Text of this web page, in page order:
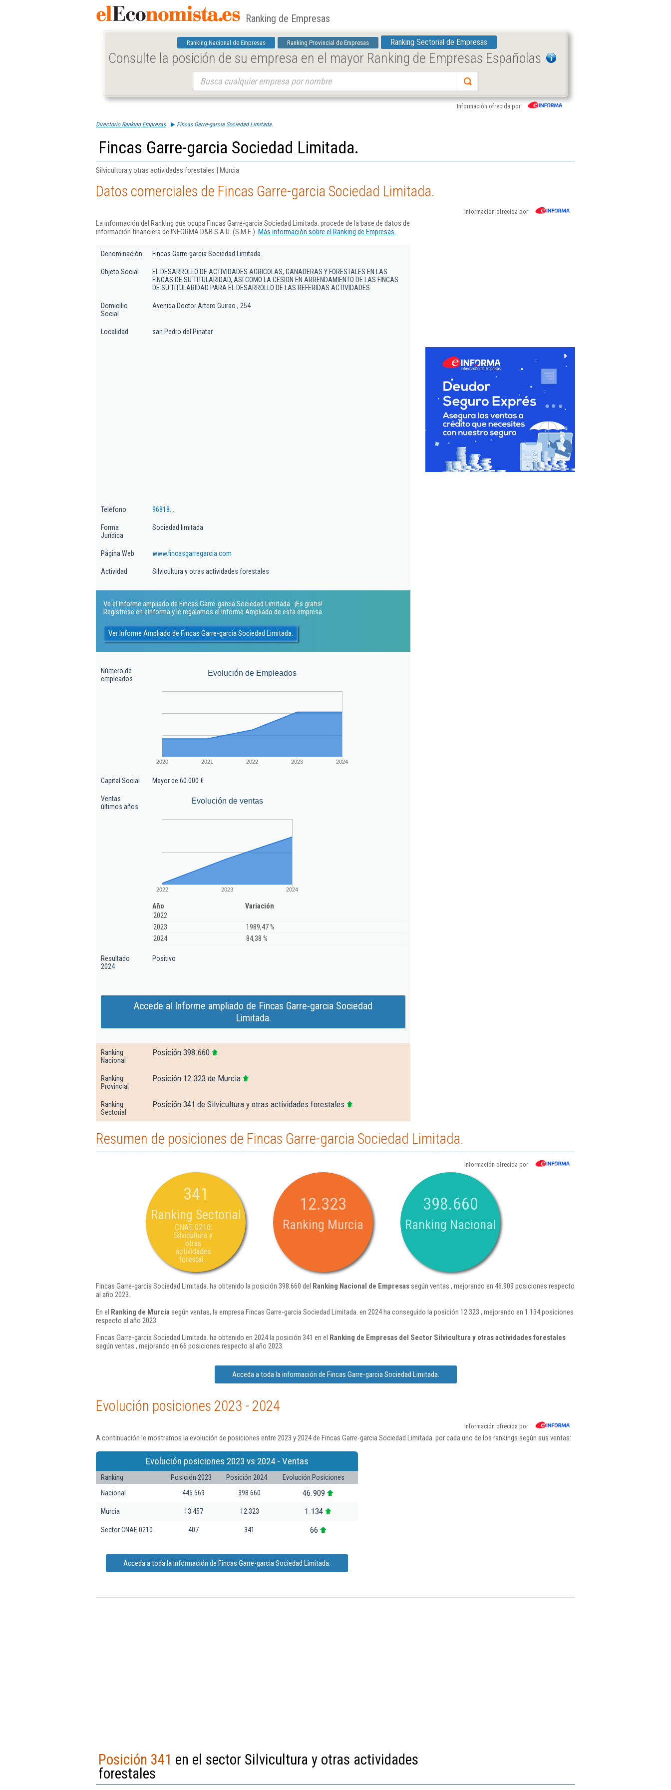
Ranking de Empresas
Ranking Nacional de Empresas Ranking Provincial de Empresas Ranking Sectorial de Empresas
Consulte la posición de su empresa en el mayor Ranking de Empresas Españolas
Información ofrecida por
Directorio Ranking Empresas Fincas Garre-garcia Sociedad Limitada.
Fincas Garre-garcia Sociedad Limitada.
Silvicultura y otras actividades forestales | Murcia
Datos comerciales de Fincas Garre-garcia Sociedad Limitada.
Información ofrecida por
La información del Ranking que ocupa Fincas Garre-garcia Sociedad Limitada. procede de la base de datos de
información financiera de INFORMA D&B S.A.U. (S.M.E.). Más información sobre el Ranking de Empresas.
Denominación Fincas Garre-garcia Sociedad Limitada.
Objeto Social
EL DESARROLLO DE ACTIVIDADES AGRICOLAS, GANADERAS Y FORESTALES EN LAS
FINCAS DE SU TITULARIDAD, ASI COMO LA CESION EN ARRENDAMIENTO DE LAS FINCAS
DE SU TITULARIDAD PARA EL DESARROLLO DE LAS REFERIDAS ACTIVIDADES.
Domicilio
Social
Avenida Doctor Artero Guirao , 254
Localidad san Pedro del Pinatar
Teléfono 96818...
Forma
Jurídica
Sociedad limitada
Página Web www.fincasgarregarcia.com
Actividad Silvicultura y otras actividades forestales
Ve el Informe ampliado de Fincas Garre-garcia Sociedad Limitada.. ¡Es gratis!
Regístrese en eInforma y le regalamos el Informe Ampliado de esta empresa
Ver Informe Ampliado de Fincas Garre-garcia Sociedad Limitada.
Número de
empleados
Evolución de Empleados
2020 2021 2022 2023 2024
Capital Social Mayor de 60.000 €
Ventas
últimos años
Evolución de ventas
2022 2023 2024
Año
Variación
2022
2023
1989,47 %
2024
84,38 %
Resultado
2024
Positivo
Accede al Informe ampliado de Fincas Garre-garcia Sociedad
Limitada.
Ranking
Nacional
Posición 398.660
Ranking
Provincial
Posición 12.323 de Murcia
Ranking
Sectorial
Posición 341 de Silvicultura y otras actividades forestales
Resumen de posiciones de Fincas Garre-garcia Sociedad Limitada.
Información ofrecida por
341
Ranking Sectorial
CNAE 0210:
Silvicultura y
otras
actividades
forestal...
12.323
Ranking Murcia
398.660
Ranking Nacional
Fincas Garre-garcia Sociedad Limitada. ha obtenido la posición 398.660 del Ranking Nacional de Empresassegún ventas , mejorando en 46.909 posiciones respecto
al año 2023.
En el Ranking de Murcia según ventas, la empresa Fincas Garre-garcia Sociedad Limitada. en 2024 ha conseguido la posición 12.323 , mejorando en 1.134 posiciones
respecto al año 2023.
Fincas Garre-garcia Sociedad Limitada. ha obtenido en 2024 la posición 341 en el Ranking de Empresas del Sector Silvicultura y otras actividades forestales
según ventas , mejorando en 66 posiciones respecto al año 2023.
Acceda a toda la información de Fincas Garre-garcia Sociedad Limitada.
Evolución posiciones 2023 - 2024
Información ofrecida por
A continuación le mostramos la evolución de posiciones entre 2023 y 2024 de Fincas Garre-garcia Sociedad Limitada. por cada uno de los rankings según sus ventas:
Evolución posiciones 2023 vs 2024 - Ventas
Ranking Posición 2023 Posición 2024
Evolución Posiciones
Nacional
445.569 398.660 46.909
Murcia 13.457 12.323 1.134
Sector CNAE 0210 407 341 66
Acceda a toda la información de Fincas Garre-garcia Sociedad Limitada.
Posición 341 en el sector Silvicultura y otras actividades
forestales